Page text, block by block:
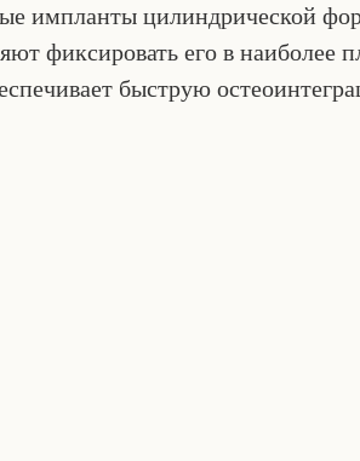
импланты цилиндрической
фиксировать его в наиболее
быструю